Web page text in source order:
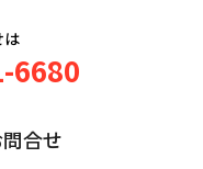
は
6680
合せ